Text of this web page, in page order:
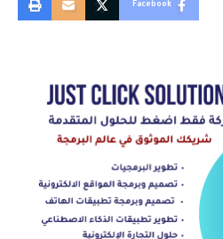
Facebook